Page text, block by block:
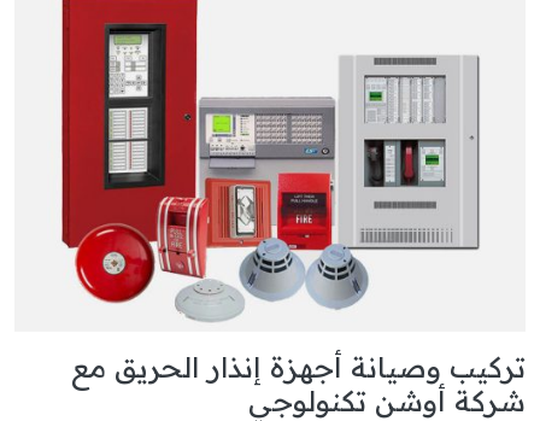
تركيب وصيانة أجهزة إنذار الحريق مع
شركة أوشن تكنولوجي